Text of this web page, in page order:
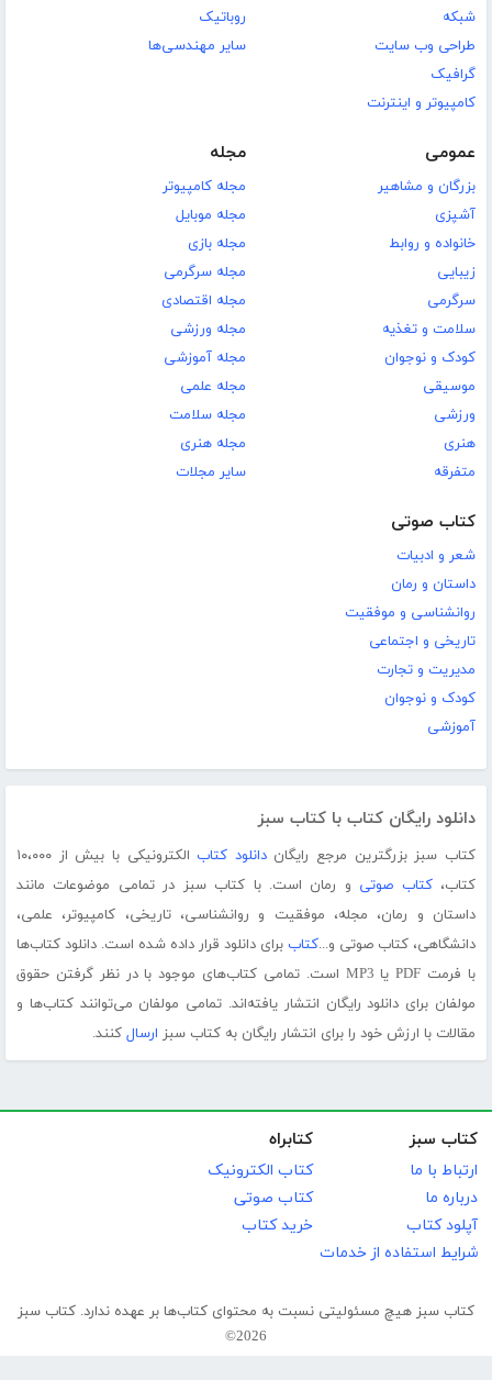
شبکه
طراحی وب سایت
گرافیک
کامپیوتر و اینترنت
روباتیک
سایر مهندسی‌ها
عمومی
بزرگان و مشاهیر
آشپزی
خانواده و روابط
زیبایی
سرگرمی
سلامت و تغذیه
کودک و نوجوان
موسیقی
ورزشی
هنری
متفرقه
مجله
مجله کامپیوتر
مجله موبایل
مجله بازی
مجله سرگرمی
مجله اقتصادی
مجله ورزشی
مجله آموزشی
مجله علمی
مجله سلامت
مجله هنری
سایر مجلات
کتاب صوتی
شعر و ادبیات
داستان و رمان
روانشناسی و موفقیت
تاریخی و اجتماعی
مدیریت و تجارت
کودک و نوجوان
آموزشی
دانلود رایگان کتاب با کتاب سبز
کتاب سبز بزرگترین مرجع رایگاندانلود کتاب
الکترونیکی با بیش از ۱۰،۰۰۰
کتاب،کتاب صوتی و رمان است. با کتاب سبز در تمامی موضوعات مانند
داستان و رمان، مجله، موفقیت و روانشناسی، تاریخی، کامپیوتر، علمی،
دانشگاهی، کتاب صوتی و...کتاب برای دانلود قرار داده شده است. دانلود کتاب‌ها
با فرمت PDF یا MP3 است. تمامی کتاب‌های موجود با در نظر گرفتن حقوق
مولفان برای دانلود رایگان انتشار یافته‌اند. تمامی مولفان می‌توانند کتاب‌ها و
مقالات با ارزش خود را برای انتشار رایگان به کتاب سبز ارسال کنند.
کتاب سبز
ارتباط با ما
درباره ما
آپلود کتاب
شرایط استفاده از خدمات
کتابراه
کتاب الکترونیک
کتاب صوتی
خرید کتاب
کتاب سبز هیچ مسئولیتی نسبت به محتوای کتاب‌ها بر عهده ندارد. کتاب سبز
2026©